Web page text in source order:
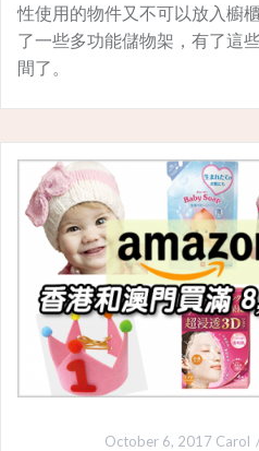
性使用的物件又不可以放入櫥
了一些多功能儲物架，有了這
間了。
October 6, 2017 Carol